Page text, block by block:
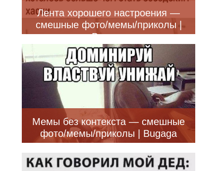
Лента хорошего настроения —
смешные фото/мемы/приколы |
Bugaga
Мемы без контекста — смешные
фото/мемы/приколы | Bugaga